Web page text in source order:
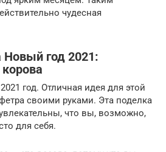
чудесная
год 2021:
год. Отличная идея для этой
своими руками. Эта поделка
что вы, возможно,
для себя.